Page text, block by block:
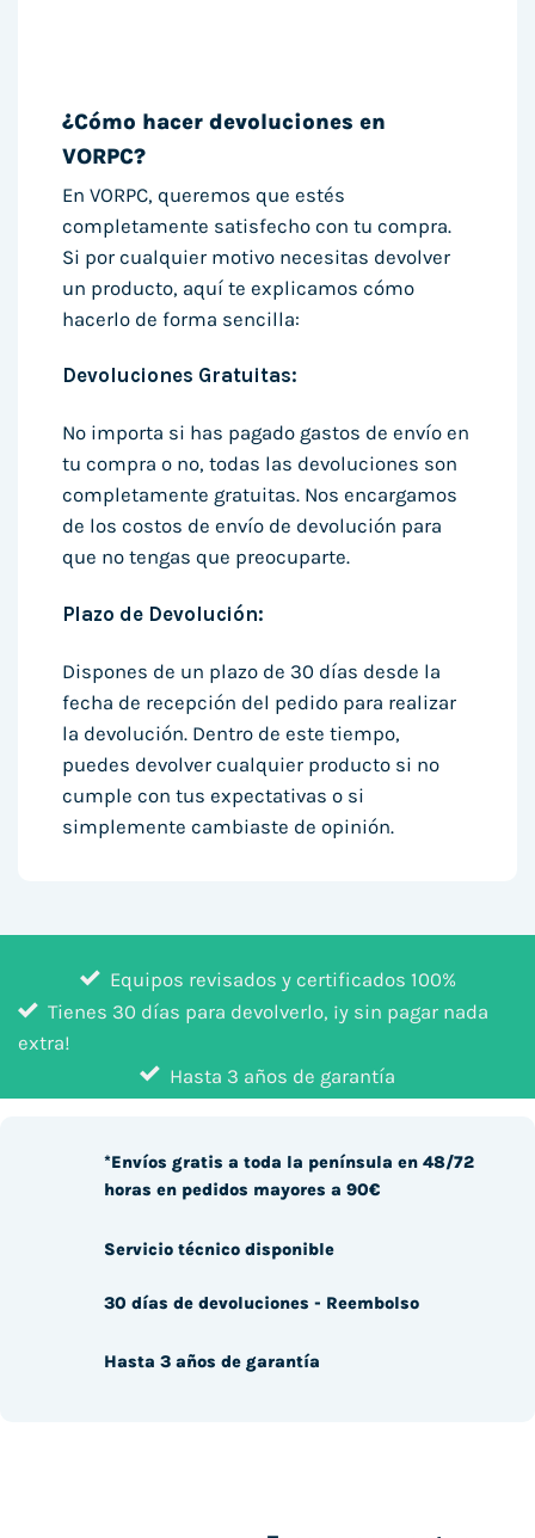
¿Cómo hacer devoluciones en
VORPC?
En VORPC, queremos que estés
completamente satisfecho con tu compra.
Si por cualquier motivo necesitas devolver
un producto, aquí te explicamos cómo
hacerlo de forma sencilla:
Devoluciones Gratuitas:
No importa si has pagado gastos de envío en
tu compra o no, todas las devoluciones son
completamente gratuitas. Nos encargamos
de los costos de envío de devolución para
que no tengas que preocuparte.
Plazo de Devolución:
Dispones de un plazo de 30 días desde la
fecha de recepción del pedido para realizar
la devolución. Dentro de este tiempo,
puedes devolver cualquier producto si no
cumple con tus expectativas o si
simplemente cambiaste de opinión.
Equipos revisados y certificados 100%
Tienes 30 días para devolverlo, ¡y sin pagar nada
extra!
Hasta 3 años de garantía
*Envíos gratis a toda la península en 48/72
horas en pedidos mayores a 90€
Servicio técnico disponible
30 días de devoluciones - Reembolso
Hasta 3 años de garantía